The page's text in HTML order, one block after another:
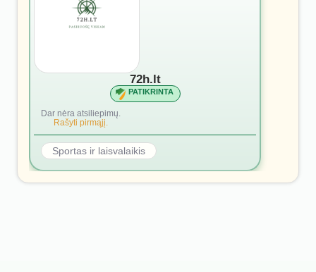
72h.lt
PATIKRINTA
Dar nėra atsiliepimų.
Rašyti pirmąjį.
Sportas ir laisvalaikis